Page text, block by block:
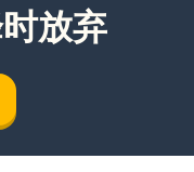
放弃